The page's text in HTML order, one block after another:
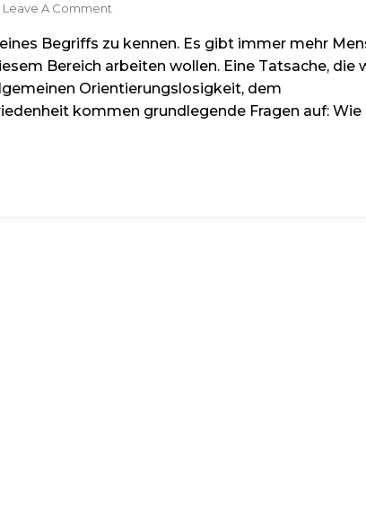
Leave A Comment
Stammt
Das
Coaching?
Begriffs zu kennen. Es gibt immer mehr
Bereich arbeiten wollen. Eine Tatsache, die
Orientierungslosigkeit, dem
kommen grundlegende Fragen auf: Wie